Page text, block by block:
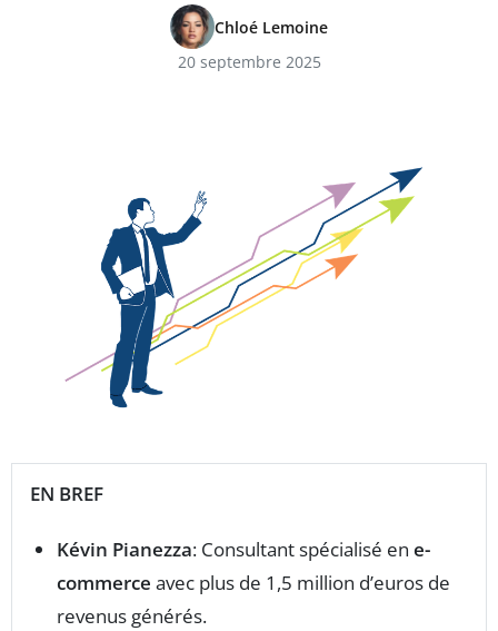
Chloé Lemoine
20 septembre 2025
EN BREF
Kévin Pianezza: Consultant spécialisé en e-
commerce avec plus de 1,5 million d’euros de
revenus générés.